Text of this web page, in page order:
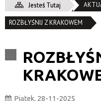
Jesteś Tutaj
ROZBŁYŚNIJ Z KRAKOWEM
Piątek, 28-11-2025